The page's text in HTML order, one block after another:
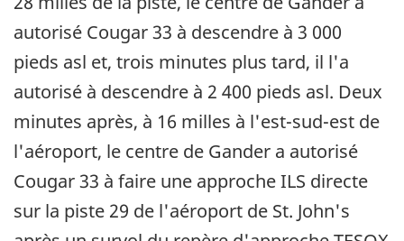
autorisé Cougar 33 à descendre à 3 000
pieds asl et, trois minutes plus tard, il l'a
autorisé à descendre à 2 400 pieds asl. Deux
minutes après, à 16 milles à l'est-sud-est de
l'aéroport, le centre de Gander a autorisé
Cougar 33 à faire une approche ILS directe
sur la piste 29 de l'aéroport de St. John's